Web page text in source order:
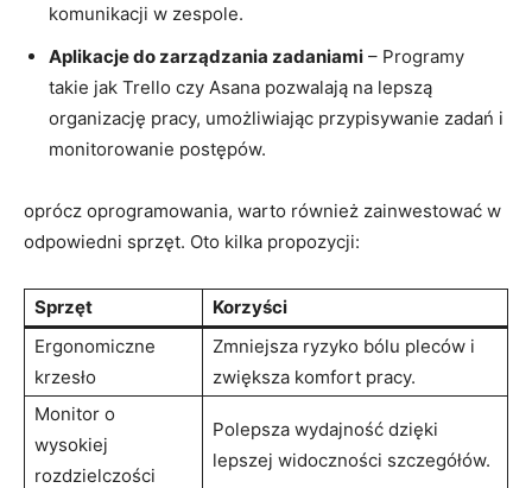
komunikacji⁢ w zespole.
Aplikacje do zarządzania zadaniami – Programy
takie⁣ jak Trello czy Asana pozwalają na lepszą
organizację pracy,⁤ umożliwiając⁣ przypisywanie zadań i‍
monitorowanie postępów.
oprócz oprogramowania, warto ​również‌ zainwestować⁤ w
odpowiedni sprzęt. Oto kilka propozycji:
Sprzęt
Korzyści
Ergonomiczne
krzesło
Zmniejsza ryzyko bólu pleców i
zwiększa komfort pracy.
Monitor o
wysokiej
rozdzielczości
Polepsza wydajność dzięki‍
lepszej widoczności ‌szczegółów.